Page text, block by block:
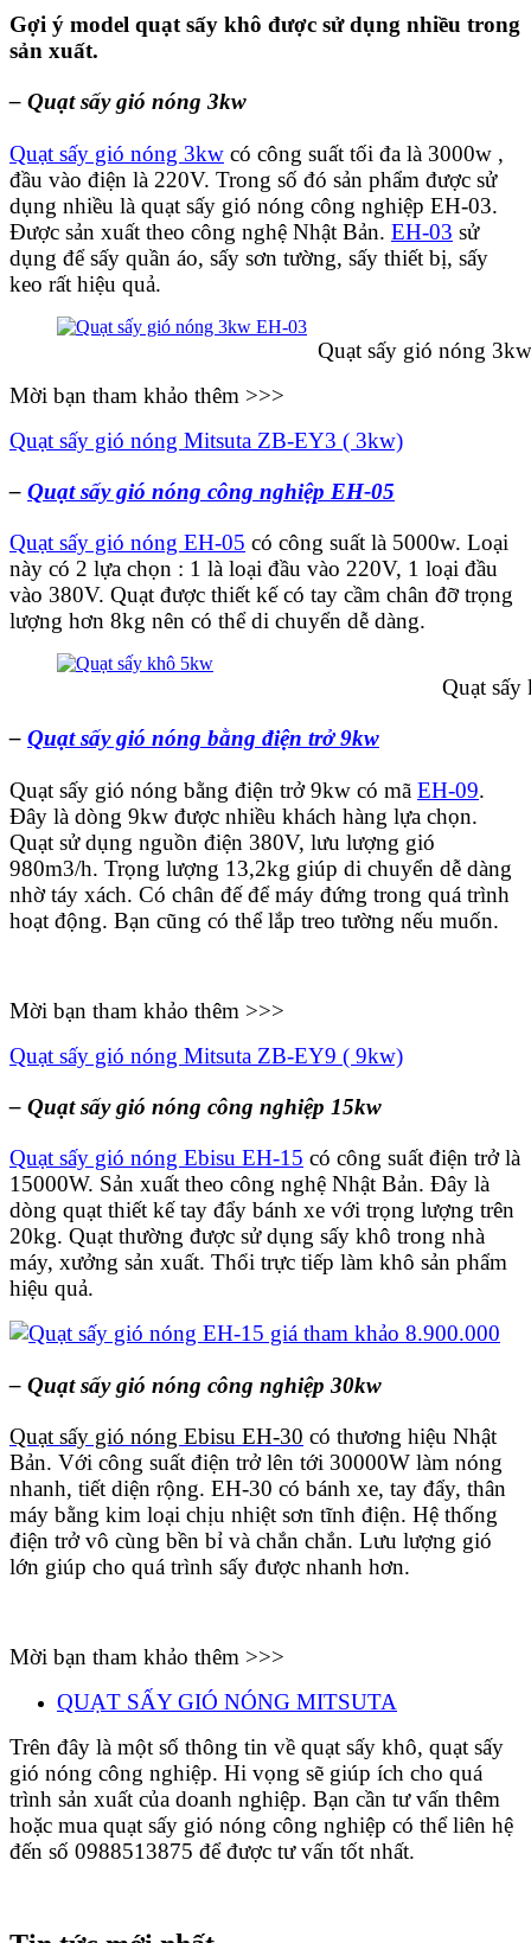
Gợi ý model quạt sấy khô được sử dụng nhiều trong
sản xuất.
– Quạt sấy gió nóng 3kw
Quạt sấy gió nóng 3kw có công suất tối đa là 3000w ,
đầu vào điện là 220V. Trong số đó sản phẩm được sử
dụng nhiều là quạt sấy gió nóng công nghiệp EH-03.
Được sản xuất theo công nghệ Nhật Bản. EH-03 sử
dụng để sấy quần áo, sấy sơn tường, sấy thiết bị, sấy
keo rất hiệu quả.
Quạt sấy gió nóng 3kw
Mời bạn tham khảo thêm >>>
Quạt sấy gió nóng Mitsuta ZB-EY3 ( 3kw)
– Quạt sấy gió nóng công nghiệp EH-05
Quạt sấy gió nóng EH-05 có công suất là 5000w. Loại
này có 2 lựa chọn : 1 là loại đầu vào 220V, 1 loại đầu
vào 380V. Quạt được thiết kế có tay cầm chân đỡ trọng
lượng hơn 8kg nên có thể di chuyển dễ dàng.
Quạt sấy khô
– Quạt sấy gió nóng bằng điện trở 9kw
Quạt sấy gió nóng bằng điện trở 9kw có mã EH-09.
Đây là dòng 9kw được nhiều khách hàng lựa chọn.
Quạt sử dụng nguồn điện 380V, lưu lượng gió
980m3/h. Trọng lượng 13,2kg giúp di chuyển dễ dàng
nhờ táy xách. Có chân đế để máy đứng trong quá trình
hoạt động. Bạn cũng có thể lắp treo tường nếu muốn.
Mời bạn tham khảo thêm >>>
Quạt sấy gió nóng Mitsuta ZB-EY9 ( 9kw)
– Quạt sấy gió nóng công nghiệp 15kw
Quạt sấy gió nóng Ebisu EH-15 có công suất điện trở là
15000W. Sản xuất theo công nghệ Nhật Bản. Đây là
dòng quạt thiết kế tay đẩy bánh xe với trọng lượng trên
20kg. Quạt thường được sử dụng sấy khô trong nhà
máy, xưởng sản xuất. Thổi trực tiếp làm khô sản phẩm
hiệu quả.
– Quạt sấy gió nóng công nghiệp 30kw
Quạt sấy gió nóng Ebisu EH-30 có thương hiệu Nhật
Bản. Với công suất điện trở lên tới 30000W làm nóng
nhanh, tiết diện rộng. EH-30 có bánh xe, tay đẩy, thân
máy bằng kim loại chịu nhiệt sơn tĩnh điện. Hệ thống
điện trở vô cùng bền bỉ và chắn chắn. Lưu lượng gió
lớn giúp cho quá trình sấy được nhanh hơn.
Mời bạn tham khảo thêm >>>
QUẠT SẤY GIÓ NÓNG MITSUTA
Trên đây là một số thông tin về quạt sấy khô, quạt sấy
gió nóng công nghiệp. Hi vọng sẽ giúp ích cho quá
trình sản xuất của doanh nghiệp. Bạn cần tư vấn thêm
hoặc mua quạt sấy gió nóng công nghiệp có thể liên hệ
đến số 0988513875 để được tư vấn tốt nhất.